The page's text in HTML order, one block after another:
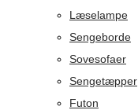
Læselampe
Sengeborde
Sovesofaer
Sengetæpper
Futon